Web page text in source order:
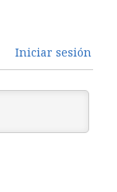
Iniciar sesión